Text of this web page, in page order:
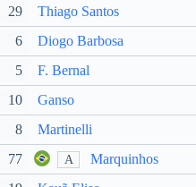
29 Thiago Santos
6 Diogo Barbosa
5 F. Bernal
10 Ganso
8 Martinelli
77 A Marquinhos